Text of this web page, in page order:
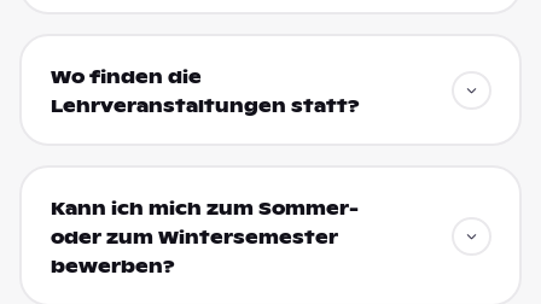
Wo finden die
Lehrveranstaltungen statt?
Kann ich mich zum Sommer-
oder zum Wintersemester
bewerben?